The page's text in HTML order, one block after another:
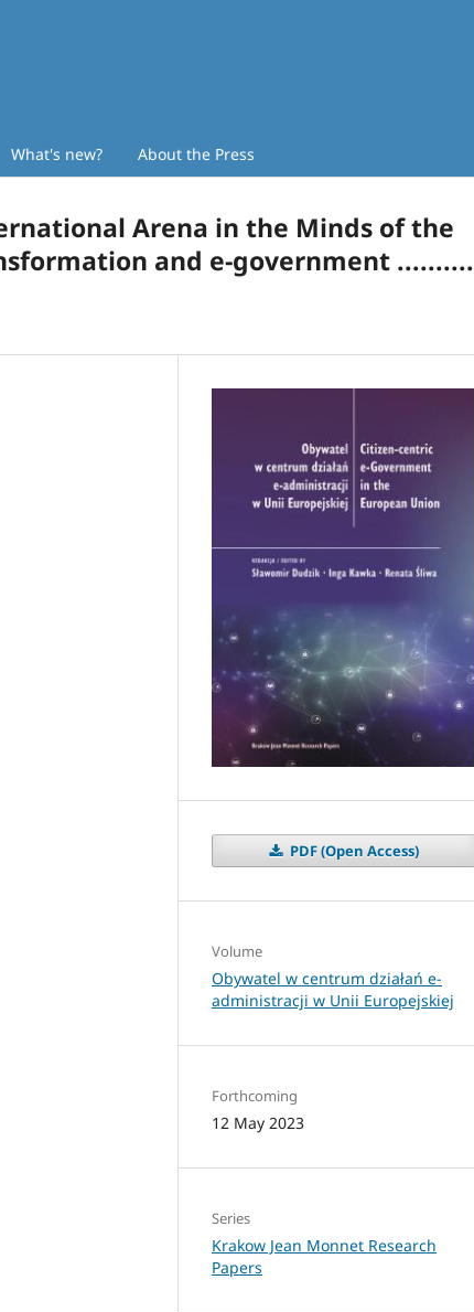
What's new? About the Press
Arena in the Minds of the
and e-government ..........
PDF (Open Access)
Volume
Obywatel w centrum działań e-
administracji w Unii Europejskiej
Forthcoming
12 May 2023
Series
Krakow Jean Monnet Research
Papers